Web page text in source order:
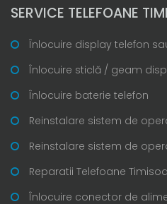
SERVICE TELEFOANE
Înlocuire display telefon
Înlocuire sticlă / geam
Înlocuire baterie telefon
Reinstalare sistem de
Reinstalare sistem de
Reparatii Telefoane
Înlocuire conector de